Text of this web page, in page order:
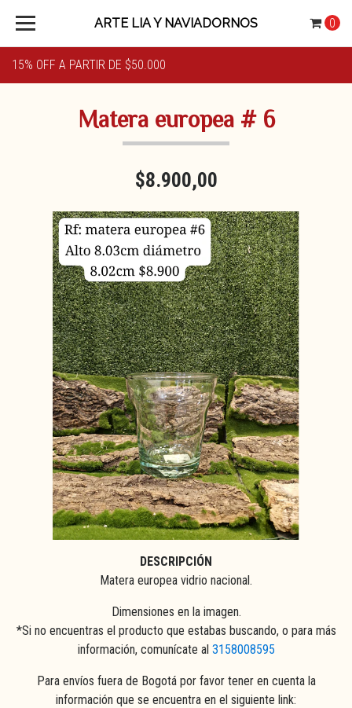
15% OFF A PARTIR DE $50.000
ARTE LIA Y NAVIADORNOS 0
Matera europea # 6
$8.900,00
DESCRIPCIÓN
Matera europea vidrio nacional.
Dimensiones en la imagen.
*Si no encuentras el producto que estabas buscando, o para más
información, comunícate al 3158008595
Para envíos fuera de Bogotá por favor tener en cuenta la
información que se encuentra en el siguiente link: